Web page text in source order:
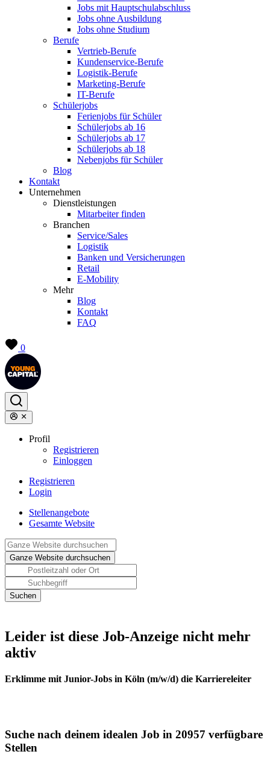
Jobs mit Hauptschulabschluss
Jobs ohne Ausbildung
Jobs ohne Studium
Berufe
Vertrieb-Berufe
Kundenservice-Berufe
Logistik-Berufe
Marketing-Berufe
IT-Berufe
Schülerjobs
Ferienjobs für Schüler
Schülerjobs ab 16
Schülerjobs ab 17
Schülerjobs ab 18
Nebenjobs für Schüler
Blog
Kontakt
Unternehmen
Dienstleistungen
Mitarbeiter finden
Branchen
Service/Sales
Logistik
Banken und Versicherungen
Retail
E-Mobility
Mehr
Blog
Kontakt
FAQ
0
Profil
Registrieren
Einloggen
Registrieren
Login
Stellenangebote
Gesamte Website
Leider ist diese Job-Anzeige nicht mehr
aktiv
Erklimme mit Junior-Jobs in Köln (m/w/d) die Karriereleiter
Suche nach deinem idealen Job in 20957 verfügbare
Stellen